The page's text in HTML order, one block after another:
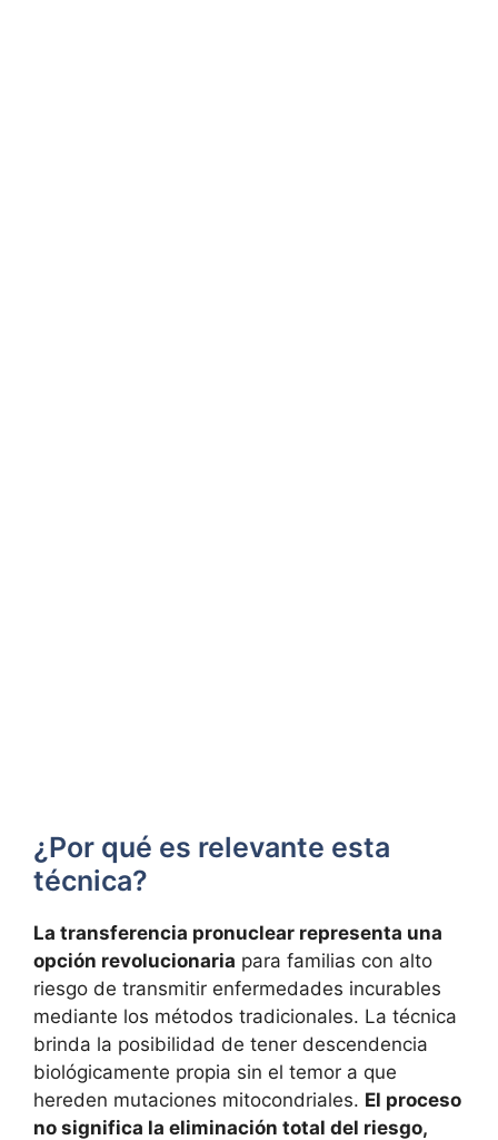
¿Por qué es relevante esta
técnica?
La transferencia pronuclear representa una
opción revolucionaria para familias con alto
riesgo de transmitir enfermedades incurables
mediante los métodos tradicionales. La técnica
brinda la posibilidad de tener descendencia
biológicamente propia sin el temor a que
hereden mutaciones mitocondriales. El proceso
no significa la eliminación total del riesgo,